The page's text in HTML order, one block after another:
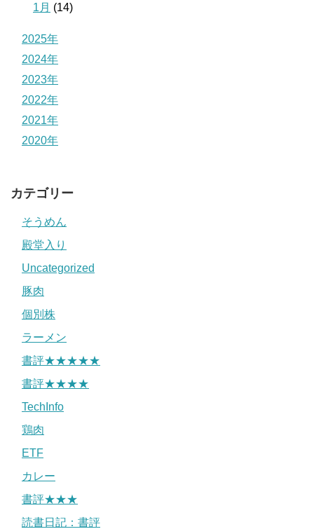
1月 (14)
2025年
2024年
2023年
2022年
2021年
2020年
カテゴリー
そうめん
殿堂入り
Uncategorized
豚肉
個別株
ラーメン
書評★★★★★
書評★★★★
TechInfo
鶏肉
ETF
カレー
書評★★★
読書日記：書評